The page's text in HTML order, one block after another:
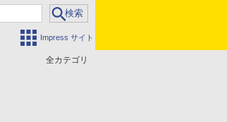
Impress サイト
全カテゴリ